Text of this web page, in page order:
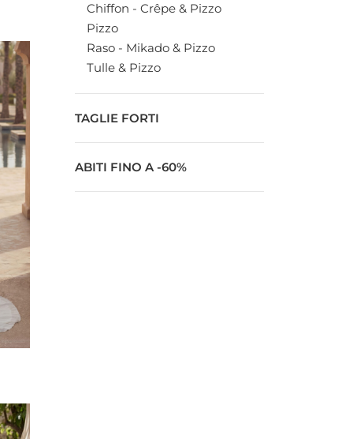
Chiffon - Crêpe & Pizzo
Pizzo
Raso - Mikado & Pizzo
Tulle & Pizzo
TAGLIE FORTI
ABITI FINO A -60%